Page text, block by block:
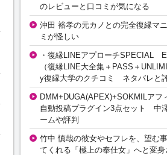
のレビューと口コミが気になる
沖田 裕孝の元カノとの完全復縁マ
ミが怪しい
・復縁LINEアプローチSPECIAL
（復縁LINE大全集＋PASS＋
y復縁大学のクチコミ ネタバレと
DMM+DUGA(APEX)+SOKMILアフ
自動投稿プラグイン3点セット 中
ームや評判
竹中 慎哉の彼女やセフレを、望む
てくれる「極上の奉仕女」へと変